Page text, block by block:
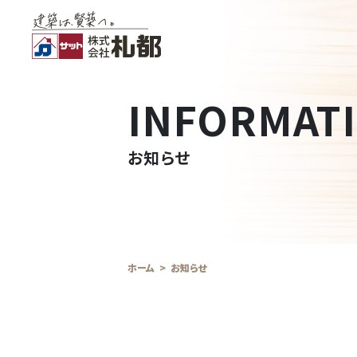
お知らせ
ホーム お知らせ